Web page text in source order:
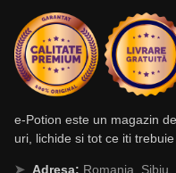
e-Potion este un magazin
uri, lichide si tot ce iti
Adresa: Romania,